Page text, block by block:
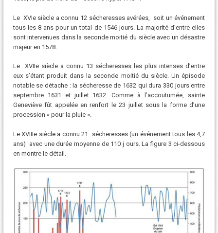
Le XVIe siècle a connu 12 sécheresses avérées, soit un événement
tous les 8 ans pour un total de 1546 jours. La majorité d’entre elles
sont intervenues dans la seconde moitié du siècle avec un désastre
majeur en 1578.
Le XVIIe siècle a connu 13 sécheresses les plus intenses d’entre
eux s’étant produit dans la seconde moitié du siècle. Un épisode
notable se détache : la sécheresse de 1632 qui dura 330 jours entre
septembre 1631 et juillet 1632. Comme à l’accoutumée, sainte
Geneviève fût appelée en renfort le 23 juillet sous la forme d’une
procession « pour la pluie ».
Le XVIIIe siècle a connu 21 sécheresses (un événement tous les 4,7
ans) avec une durée moyenne de 110 j ours. La figure 3 ci-dessous
en montre le détail.